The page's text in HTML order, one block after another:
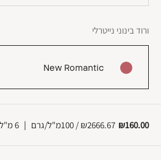
ורוד בינוני נייטרלי
New Romantic
₪160.00 ₪2666.67 / 100מ"ל/גרם | 6 מ"ל